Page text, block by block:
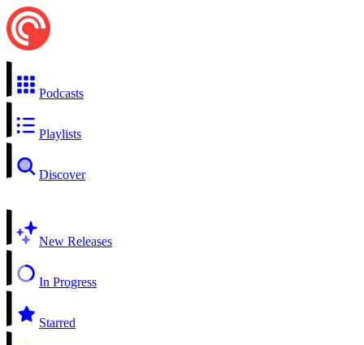
Podcasts
Playlists
Discover
New Releases
In Progress
Starred